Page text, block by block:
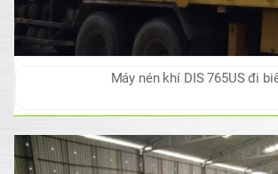
Máy nén khí DIS 765US đi